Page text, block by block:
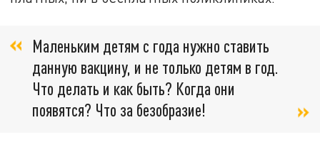
Маленьким детям с года нужно ставить
данную вакцину, и не только детям в год.
Что делать и как быть? Когда они
появятся? Что за безобразие!